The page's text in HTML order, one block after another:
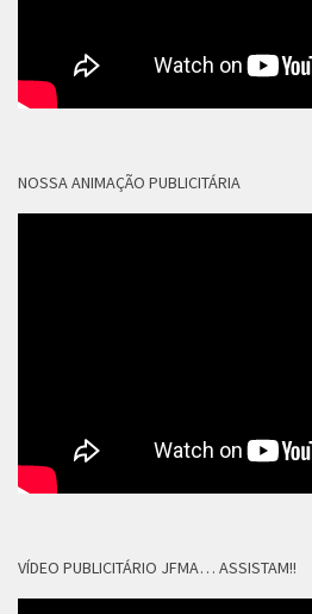
NOSSA ANIMAÇÃO PUBLICITÁRIA
VÍDEO PUBLICITÁRIO JFMA… ASSISTAM!!